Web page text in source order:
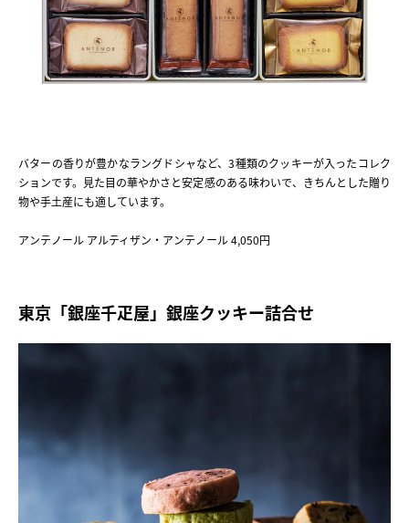
バターの香りが豊かなラングドシャなど、3種類のクッキーが入ったコレク
ションです。見た目の華やかさと安定感のある味わいで、きちんとした贈り
物や手土産にも適しています。
アンテノール アルティザン・アンテノール 4,050円
東京「銀座千疋屋」銀座クッキー詰合せ